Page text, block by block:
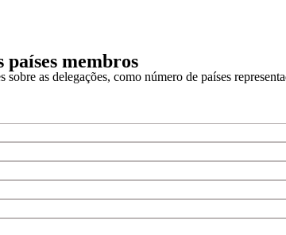
países membros
sobre as delegações, como número de países